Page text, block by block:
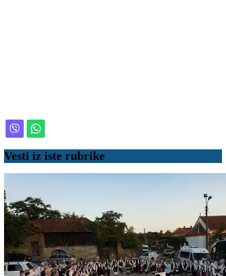
Vesti iz iste rubrike